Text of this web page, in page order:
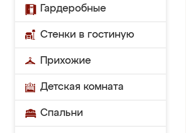
Гардеробные
Стенки в гостиную
Прихожие
Детская комната
Спальни